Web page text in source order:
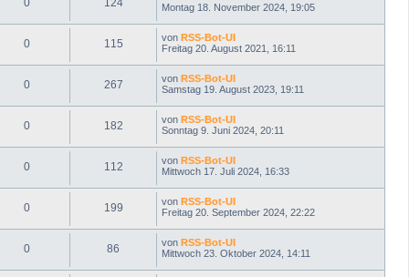
0 124
Montag 18. November 2024, 19:05
0 115 von RSS-Bot-UI
Freitag 20. August 2021, 16:11
0 267 von RSS-Bot-UI
Samstag 19. August 2023, 19:11
0 182 von RSS-Bot-UI
Sonntag 9. Juni 2024, 20:11
0 112 von RSS-Bot-UI
Mittwoch 17. Juli 2024, 16:33
0 199 von RSS-Bot-UI
Freitag 20. September 2024, 22:22
0 86 von RSS-Bot-UI
Mittwoch 23. Oktober 2024, 14:11